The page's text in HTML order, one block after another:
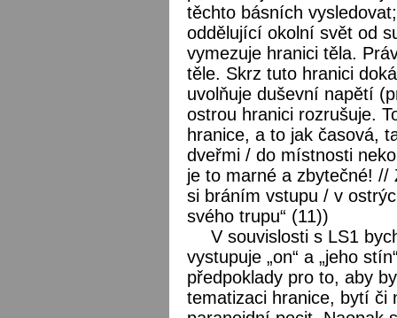
těchto básních
oddělující okolní svět od
vymezuje hranici těla.
těle. Skrz tuto hranici
uvolňuje duševní napětí
ostrou hranici rozrušuje.
hranice, a to jak časová,
dveřmi / do místnosti
je to marné a zbytečné! //
si bráním vstupu / v
svého trupu“ (11))
V souvislosti s LS1
vystupuje „on“ a „jeho
předpoklady pro to, aby
tematizaci hranice, bytí či